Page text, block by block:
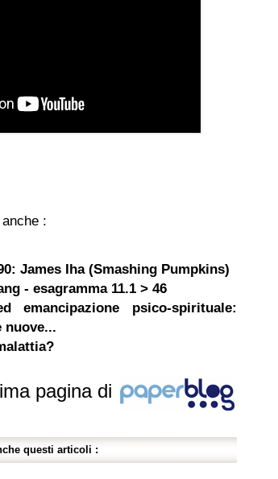
:
James Iha (Smashing Pumpkins)
- esagramma 11.1 > 46
emancipazione psico-spirituale:
nuove...
pagina di
questi articoli :